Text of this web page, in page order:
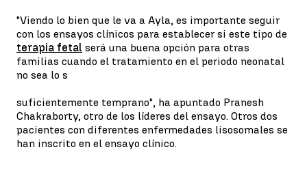
"Viendo lo bien que le va a Ayla, es importante seguir
con los ensayos clínicos para establecer si este tipo de
terapia fetal será una buena opción para otras
familias cuando el tratamiento en el periodo neonatal
no sea lo s
suficientemente temprano", ha apuntado Pranesh
Chakraborty, otro de los líderes del ensayo. Otros dos
pacientes con diferentes enfermedades lisosomales se
han inscrito en el ensayo clínico.